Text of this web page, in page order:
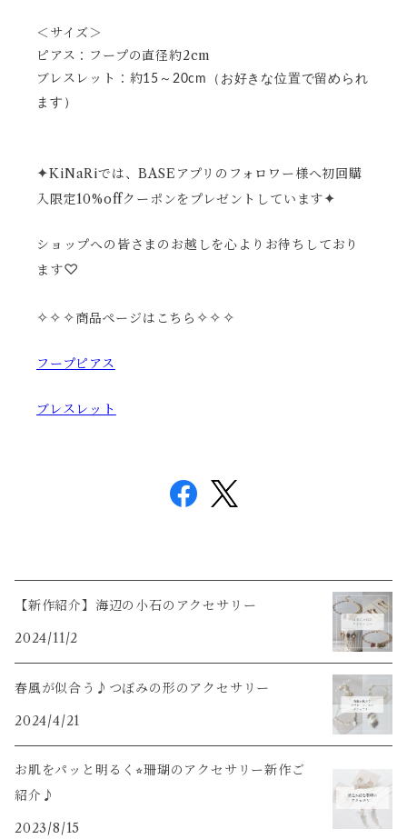
＜サイズ＞
ピアス：フープの直径約2cm
ブレスレット：約15～20cm（お好きな位置で留められ
ます）
✦KiNaRiでは、BASEアプリのフォロワー様へ初回購
入限定10%offクーポンをプレゼントしています✦
ショップへの皆さまのお越しを心よりお待ちしており
ます♡
✧✧ ✧商品ページはこちら ✧✧ ✧
フープピアス
ブレスレット
【新作紹介】海辺の小石のアクセサリー
2024/11/2
春風が似合う♪つぼみの形のアクセサリー
2024/4/21
お肌をパッと明るく⭐︎珊瑚のアクセサリー新作ご
紹介♪
2023/8/15